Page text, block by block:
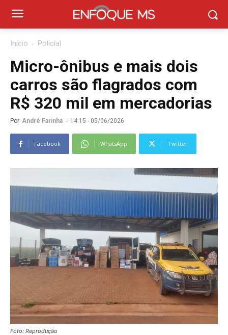
Início Policial
Micro-ônibus e mais dois
carros são flagrados com
R$ 320 mil em mercadorias
Por André Farinha - 14:15 - 05/06/2026
Facebook WhatsApp Twitter
Foto: Reprodução